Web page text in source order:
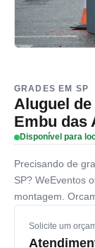
GRADES EM SP
Aluguel
Embu das
Disponível para
Precisando de
SP? WeEventos
montagem.
Solicite um